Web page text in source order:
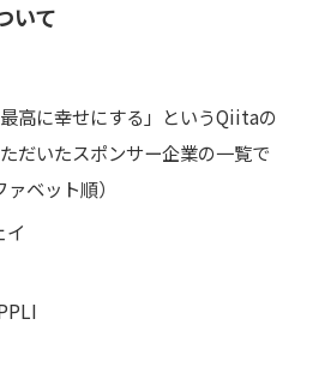
いて
高に幸せにする」というQiitaの
だいたスポンサー企業の一覧で
ベット順）
イ